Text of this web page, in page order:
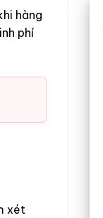
hàng
phí
xét